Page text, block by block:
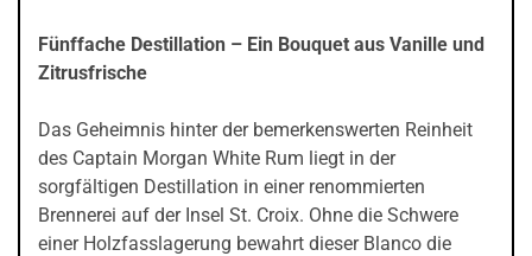
Fünffache Destillation – Ein Bouquet aus Vanille und
Zitrusfrische
Das Geheimnis hinter der bemerkenswerten Reinheit
des Captain Morgan White Rum liegt in der
sorgfältigen Destillation in einer renommierten
Brennerei auf der Insel St. Croix. Ohne die Schwere
einer Holzfasslagerung bewahrt dieser Blanco die